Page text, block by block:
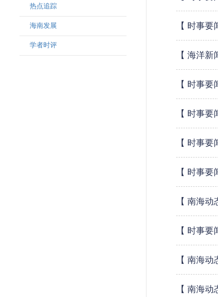
热点追踪
海南发展
学者时评
【 时事
【 海洋
【 时事
【 时事
【 时事
【 时事
【 南海
【 时事
【 南海
【 南海